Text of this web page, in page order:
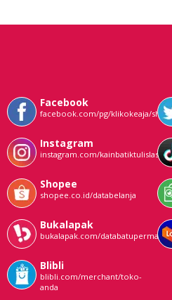
Facebook
facebook.com/pg/klikokeaja/shop/
Instagram
instagram.com/kainbatiktulislasem
Shopee
shopee.co.id/databelanja
Bukalapak
bukalapak.com/databatupermata
Blibli
blibli.com/merchant/toko-
anda